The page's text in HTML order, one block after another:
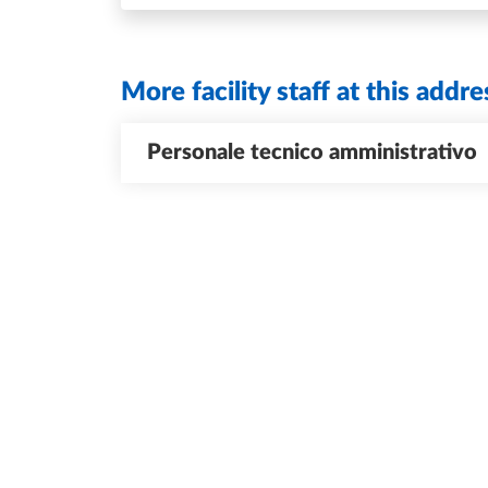
More facility staff at this
Personale tecnico amministrativo